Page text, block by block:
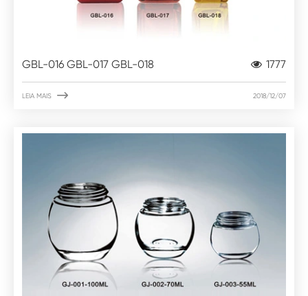
GBL-016 GBL-017 GBL-018 1777
LEIA MAIS  2018/12/07